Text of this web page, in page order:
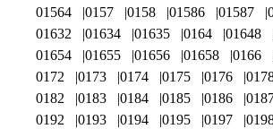
01564
0157 0158 01586 01587
01632
01634 01635 0164 01648
01654
01655 01656 01658 0166
0172
0173 0174 0175 0176
0182
0183 0184 0185 0186
0192
0193 0194 0195 0197